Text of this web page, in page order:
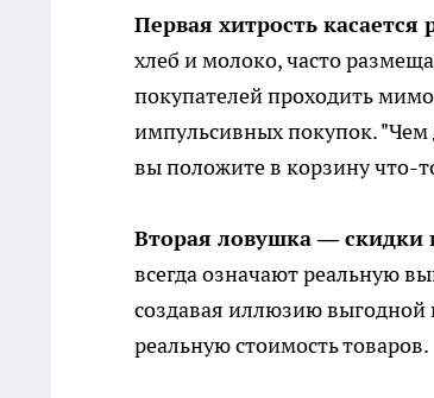
Первая хитрость
хлеб и молоко, часто
покупателей проходить
импульсивных покупок.
вы положите в корзину что-
Вторая ловушка — скидки
всегда означают реальную
создавая иллюзию выгодной
реальную стоимость товаров.